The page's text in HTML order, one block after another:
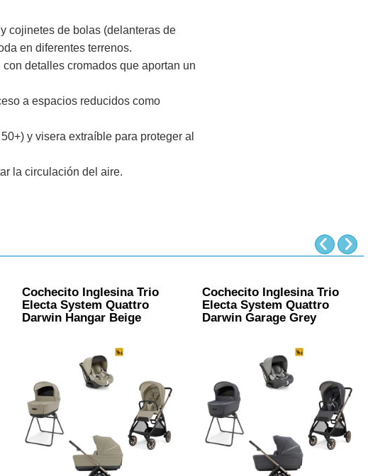
cojinetes de bolas (delanteras de
en diferentes terrenos.
detalles cromados que aportan un
a espacios reducidos como
y visera extraíble para proteger al
la circulación del aire.
Cochecito Inglesina Trio
Electa System Quattro
Darwin Hangar Beige
Cochecito Inglesina Trio
Electa System Quattro
Darwin Garage Grey